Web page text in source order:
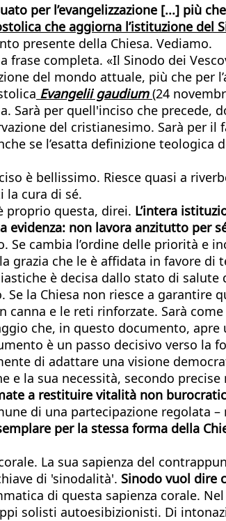
per l’evangelizzazione [...] più
che aggiorna l’istituzione del
presente della Chiesa. Vediamo.
frase completa. «Il Sinodo dei
del mondo attuale, più che per
Evangelii gaudium (24
Sarà per quell'inciso che precede,
del cristianesimo. Sarà per
se l’esatta definizione
è bellissimo. Riesce quasi a
la cura di sé.
proprio questa, direi. L’intera
evidenza: non lavora anzitutto per
Se cambia l’ordine delle priorità e
grazia che le è affidata in favore
è decisa dallo stato di
Se la Chiesa non riesce a
canna e le reti rinforzate. Sarà
che, in questo documento,
è un passo decisivo verso la
di adattare una visione
e la sua necessità, secondo
a restituire vitalità non
di una partecipazione regolata
per la stessa forma della
La sua sapienza del
di 'sinodalità'. Sinodo vuol dire
di questa sapienza corale.
solisti autoesibizionisti. Di